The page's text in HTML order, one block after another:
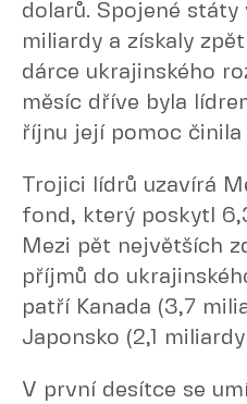
dolarů. Spojené státy
miliardy a získaly
dárce ukrajinského
měsíc dříve byla
říjnu její pomoc
Trojici lídrů uzavírá
fond, který poskytl
Mezi pět největších
příjmů do
patří Kanada (3,7
Japonsko (2,1
V první desítce se